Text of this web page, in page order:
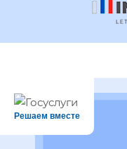
Решаем вместе